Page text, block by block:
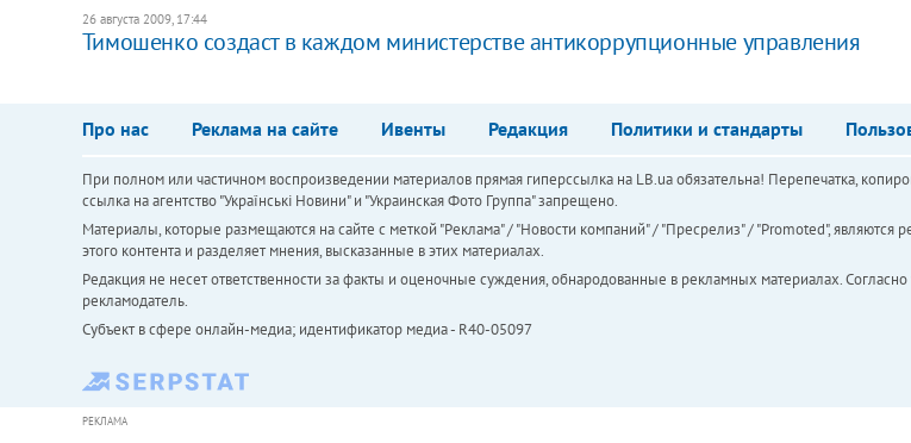
26 августа 2009, 17:44
Тимошенко создаст в каждом министерстве антикоррупционные управления
Про нас Реклама на сайте Ивенты Редакция Политики и стандарты
При полном или частичном воспроизведении материалов прямая гиперссылка на LB.ua обязательна! Перепечатка,
ссылка на агентство "Українськi Новини" и "Украинская Фото Группа" запрещено.
Материалы, которые размещаются на сайте с меткой "Реклама" / "Новости компаний" / "Пресрелиз" / "Promoted", являются
этого контента и разделяет мнения, высказанные в этих материалах.
Редакция не несет ответственности за факты и оценочные суждения, обнародованные в рекламных материалах.
рекламодатель.
Субъект в сфере онлайн-медиа; идентификатор медиа - R40-05097
РЕКЛАМА